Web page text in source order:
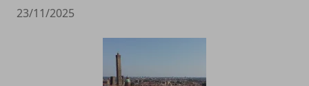
23/11/2025